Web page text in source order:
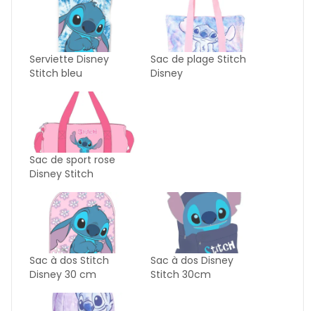
Serviette Disney
Stitch bleu
Sac de plage Stitch
Disney
Sac de sport rose
Disney Stitch
Sac à dos Stitch
Disney 30 cm
Sac à dos Disney
Stitch 30cm